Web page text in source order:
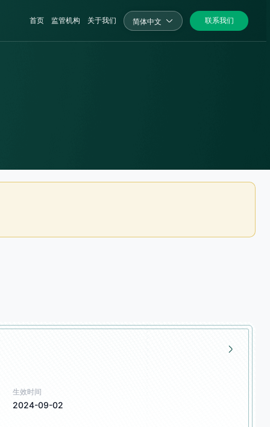
首页 监管机构 关于我们 简体中文 联系我们
生效时间
2024-09-02